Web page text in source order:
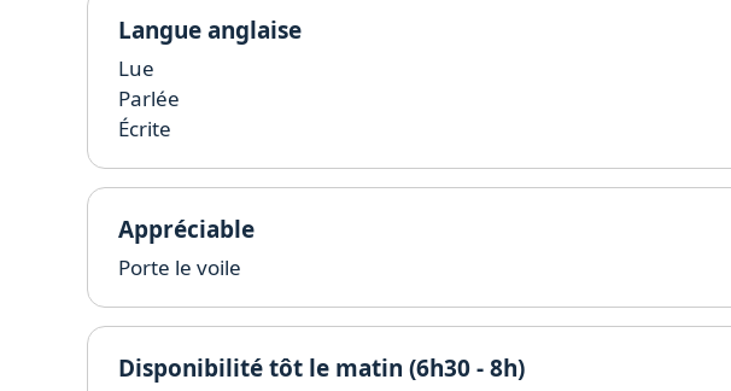
Langue anglaise
Lue
Parlée
Écrite
Appréciable
Porte le voile
Disponibilité tôt le matin (6h30 - 8h)